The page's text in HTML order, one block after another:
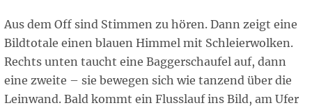
Aus dem Off sind Stimmen zu hören. Dann zeigt eine
Bildtotale einen blauen Himmel mit Schleierwolken.
Rechts unten taucht eine Baggerschaufel auf, dann
eine zweite – sie bewegen sich wie tanzend über die
Leinwand. Bald kommt ein Flusslauf ins Bild, am Ufer